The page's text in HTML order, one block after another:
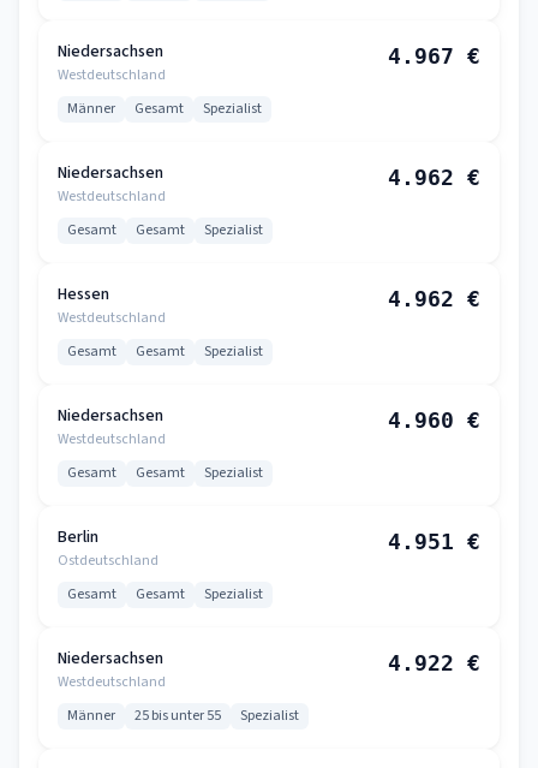
Niedersachsen
Westdeutschland
4.967 €
Männer Gesamt Spezialist
Niedersachsen
Westdeutschland
4.962 €
Gesamt Gesamt Spezialist
Hessen
Westdeutschland
4.962 €
Gesamt Gesamt Spezialist
Niedersachsen
Westdeutschland
4.960 €
Gesamt Gesamt Spezialist
Berlin
Ostdeutschland
4.951 €
Gesamt Gesamt Spezialist
Niedersachsen
Westdeutschland
4.922 €
Männer 25 bis unter 55 Spezialist